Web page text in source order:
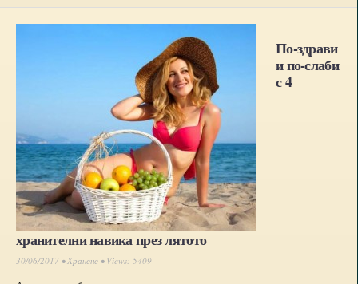
По-здрави
и по-слаби
с 4
хранителни навика през лятото
30/06/2017 •Хранене • Views: 5409